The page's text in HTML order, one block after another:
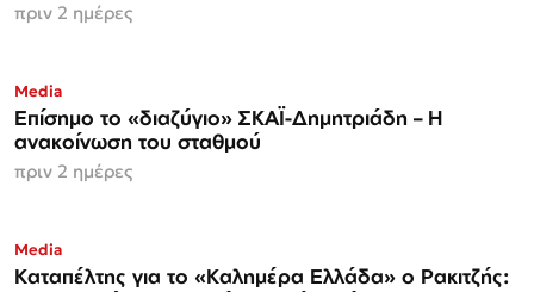
πριν 2 ημέρες
Media
Επίσημο το «διαζύγιο» ΣΚΑΪ-Δημητριάδη – Η
ανακοίνωση του σταθμού
πριν 2 ημέρες
Media
Καταπέλτης για το «Καλημέρα Ελλάδα» ο Ρακιτζής: